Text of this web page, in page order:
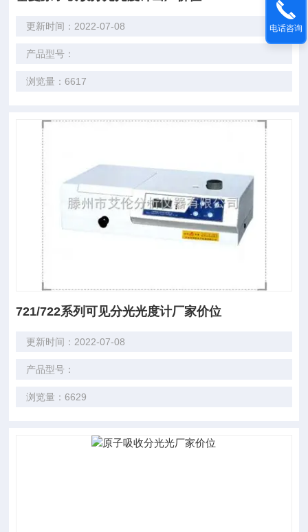
更新时间：2022-07-08
产品型号：
浏览量：6617
721/722系列可见分光光度计厂家价位
更新时间：2022-07-08
产品型号：
浏览量：6629
电话咨询